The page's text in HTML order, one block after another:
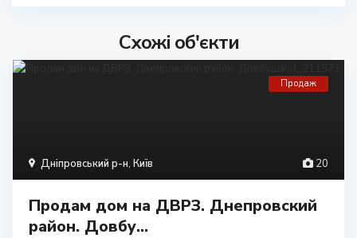
Схожі об'єкти
20
Дніпровський р-н, Київ
Продаж
Продам дом на ДВРЗ. Днепровский
район. Довбу...